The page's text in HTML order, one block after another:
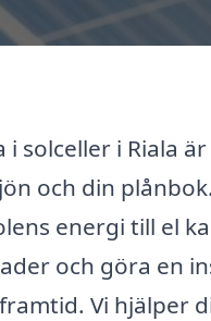
i solceller i Riala
och din
energi till el
och göra en
Vi hjälper